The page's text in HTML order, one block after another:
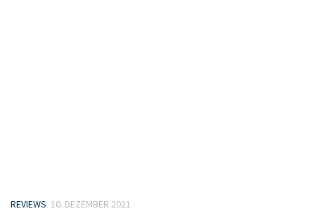
REVIEWS 10. DEZEMBER 2021